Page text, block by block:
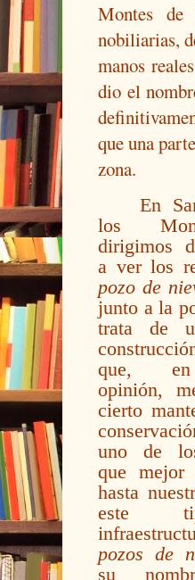
Montes de
nobiliarias,
manos
dio el
que una
zona.
En
los
dirigimos
a ver los
pozo de
junto a la
trata de
que, en
opinión,
cierto
uno de
que mejor
hasta
este
pozos de
su